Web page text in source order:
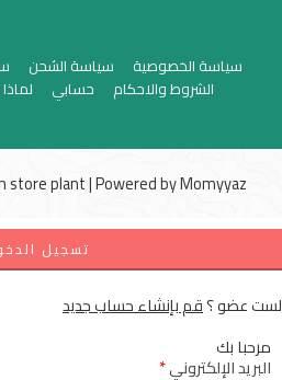
سياسة الخصوصية سياسة الشحن
الشروط والاحكام
حسابي
store plant | Powered byMomyyaz
تسجيل
لست عضو ؟قم بإنشاء حساب جديد
مرحبا بك
البريد الإلكتروني*